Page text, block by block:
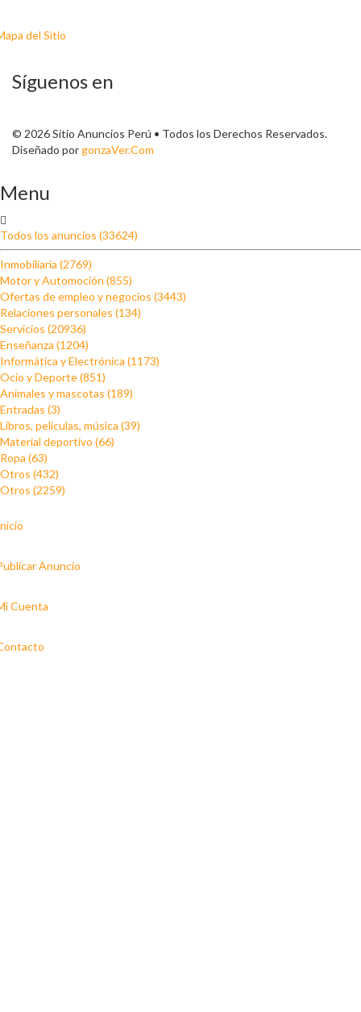
del Sitio
Síguenos en
© 2026 Sitio Anuncios Perú • Todos los Derechos Reservados.
Diseñado porgonzaVer.Com
Menu
Todos los anuncios (33624)
Inmobiliaria (2769)
Motor y Automoción (855)
Ofertas de empleo y negocios (3443)
Relaciones personales (134)
Servicios (20936)
Enseñanza (1204)
Informática y Electrónica (1173)
Ocio y Deporte (851)
Animales y mascotas (189)
Entradas (3)
Libros, peliculas, música (39)
Material deportivo (66)
Ropa (63)
Otros (432)
Otros (2259)
Anuncio
Cuenta